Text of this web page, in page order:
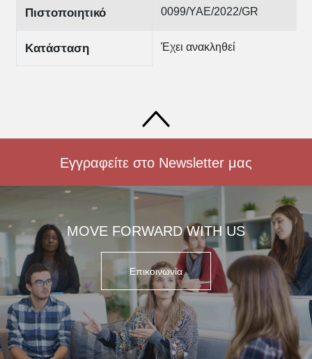
Πιστοποιητικό 0099/ΥΑΕ/2022/GR
Κατάσταση Έχει ανακληθεί
Εγγραφείτε στο Newsletter μας
MOVE FORWARD WITH US
Επικοινωνία